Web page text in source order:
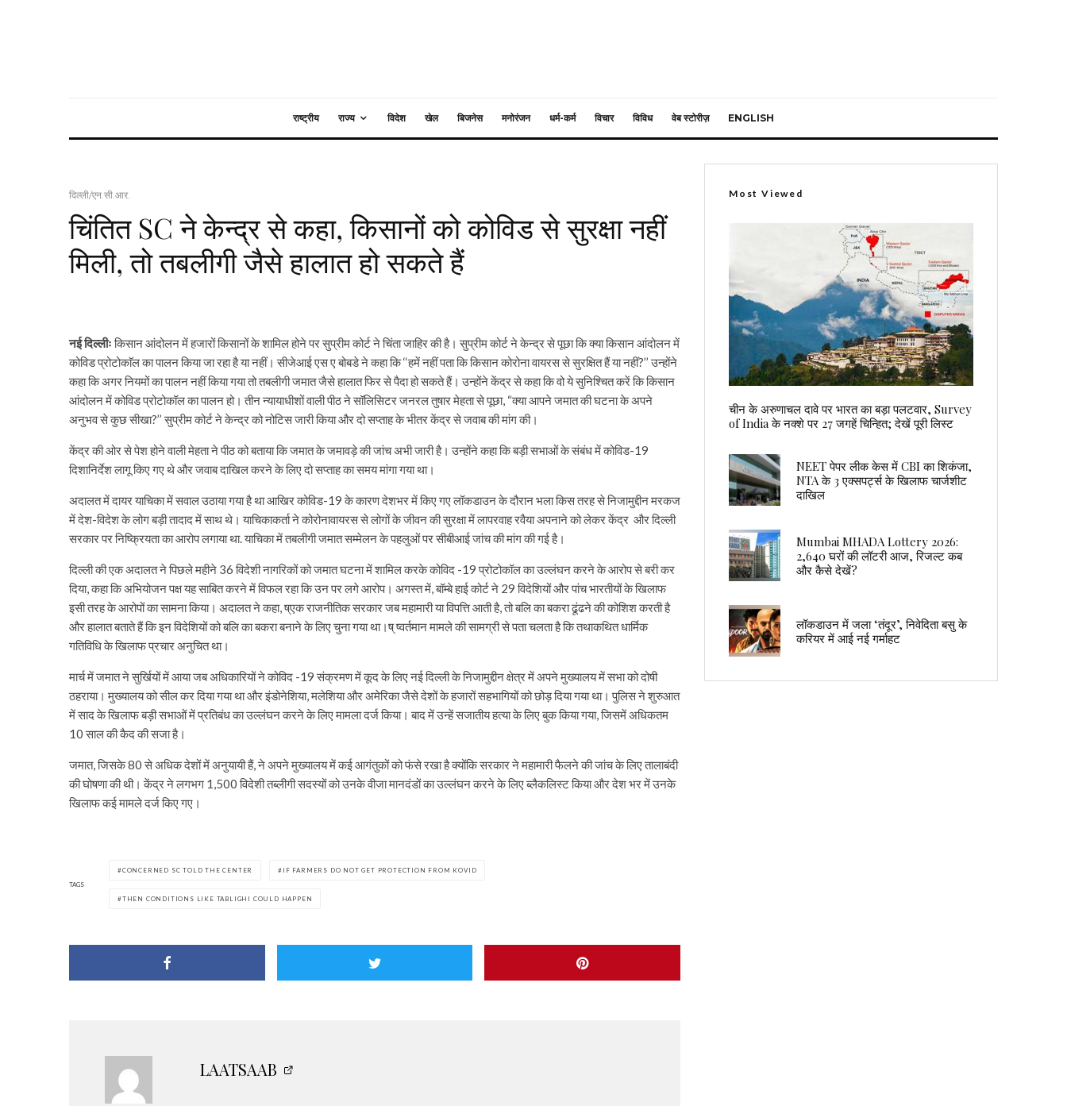
राष्ट्रीय राज्य विदेश खेल बिजनेस मनोरंजन धर्म-कर्म विचार विविध वेब स्टोरीज़ ENGLISH
दिल्ली/एन.सी.आर.
चिंतित SC ने केन्द्र से कहा, किसानों को कोविड से सुरक्षा नहीं
मिली, तो तबलीगी जैसे हालात हो सकते हैं
नई दिल्लीःकिसान आंदोलन में हजारों किसानों के शामिल होने पर सुप्रीम कोर्ट ने चिंता जाहिर की है। सुप्रीम कोर्ट ने केन्द्र से पूछा कि क्या किसान आंदोलन में
कोविड प्रोटोकाॅल का पालन किया जा रहा है या नहीं। सीजेआई एस ए बोबडे ने कहा कि ‘‘हमें नहीं पता कि किसान कोरोना वायरस से सुरक्षित हैं या नहीं?’’ उन्होंने
कहा कि अगर नियमों का पालन नहीं किया गया तो तबलीगी जमात जैसे हालात फिर से पैदा हो सकते हैं। उन्होंने केंद्र से कहा कि वो ये सुनिश्चित करें कि किसान
आंदोलन में कोविड प्रोटोकॉल का पालन हो। तीन न्यायाधीशों वाली पीठ ने सॉलिसिटर जनरल तुषार मेहता से पूछा, “क्या आपने जमात की घटना के अपने
अनुभव से कुछ सीखा?’’ सुप्रीम कोर्ट ने केन्द्र को नोटिस जारी किया और दो सप्ताह के भीतर केंद्र से जवाब की मांग की।
केंद्र की ओर से पेश होने वाली मेहता ने पीठ को बताया कि जमात के जमावड़े की जांच अभी जारी है। उन्होंने कहा कि बड़ी सभाओं के संबंध में कोविड-19
दिशानिर्देश लागू किए गए थे और जवाब दाखिल करने के लिए दो सप्ताह का समय मांगा गया था।
अदालत में दायर याचिका में सवाल उठाया गया है था आखिर कोविड-19 के कारण देशभर में किए गए लॉकडाउन के दौरान भला किस तरह से निजामुद्दीन मरकज
में देश-विदेश के लोग बड़ी तादाद में साथ थे। याचिकाकर्ता ने कोरोनावायरस से लोगों के जीवन की सुरक्षा में लापरवाह रवैया अपनाने को लेकर केंद्र और दिल्ली
सरकार पर निष्क्रियता का आरोप लगाया था. याचिका में तबलीगी जमात सम्मेलन के पहलुओं पर सीबीआई जांच की मांग की गई है।
दिल्ली की एक अदालत ने पिछले महीने 36 विदेशी नागरिकों को जमात घटना में शामिल करके कोविद -19 प्रोटोकॉल का उल्लंघन करने के आरोप से बरी कर
दिया, कहा कि अभियोजन पक्ष यह साबित करने में विफल रहा कि उन पर लगे आरोप। अगस्त में, बॉम्बे हाई कोर्ट ने 29 विदेशियों और पांच भारतीयों के खिलाफ
इसी तरह के आरोपों का सामना किया। अदालत ने कहा, ष्एक राजनीतिक सरकार जब महामारी या विपत्ति आती है, तो बलि का बकरा ढूंढने की कोशिश करती है
और हालात बताते हैं कि इन विदेशियों को बलि का बकरा बनाने के लिए चुना गया था।ष् ष्वर्तमान मामले की सामग्री से पता चलता है कि तथाकथित धार्मिक
गतिविधि के खिलाफ प्रचार अनुचित था।
मार्च में जमात ने सुर्खियों में आया जब अधिकारियों ने कोविद -19 संक्रमण में कूद के लिए नई दिल्ली के निजामुद्दीन क्षेत्र में अपने मुख्यालय में सभा को दोषी
ठहराया। मुख्यालय को सील कर दिया गया था और इंडोनेशिया, मलेशिया और अमेरिका जैसे देशों के हजारों सहभागियों को छोड़ दिया गया था। पुलिस ने शुरुआत
में साद के खिलाफ बड़ी सभाओं में प्रतिबंध का उल्लंघन करने के लिए मामला दर्ज किया। बाद में उन्हें सजातीय हत्या के लिए बुक किया गया, जिसमें अधिकतम
10 साल की कैद की सजा है।
जमात, जिसके 80 से अधिक देशों में अनुयायी हैं, ने अपने मुख्यालय में कई आगंतुकों को फंसे रखा है क्योंकि सरकार ने महामारी फैलने की जांच के लिए तालाबंदी
की घोषणा की थी। केंद्र ने लगभग 1,500 विदेशी तब्लीगी सदस्यों को उनके वीजा मानदंडों का उल्लंघन करने के लिए ब्लैकलिस्ट किया और देश भर में उनके
खिलाफ कई मामले दर्ज किए गए।
TAGS
CONCERNED SC TOLD THE CENTER IF FARMERS DO NOT GET PROTECTION FROM KOVID
THEN CONDITIONS LIKE TABLIGHI COULD HAPPEN
LAATSAAB
Most Viewed
चीन के अरुणाचल दावे पर भारत का बड़ा पलटवार, Survey
of India के नक्शे पर 27 जगहें चिन्हित; देखें पूरी लिस्ट
NEET पेपर लीक केस में CBI का शिकंजा,
NTA के 3 एक्सपर्ट्स के खिलाफ चार्जशीट
दाखिल
Mumbai MHADA Lottery 2026:
2,640 घरों की लॉटरी आज, रिजल्ट कब
और कैसे देखें?
लॉकडाउन में जला ‘तंदूर’, निवेदिता बसु के
करियर में आई नई गर्माहट